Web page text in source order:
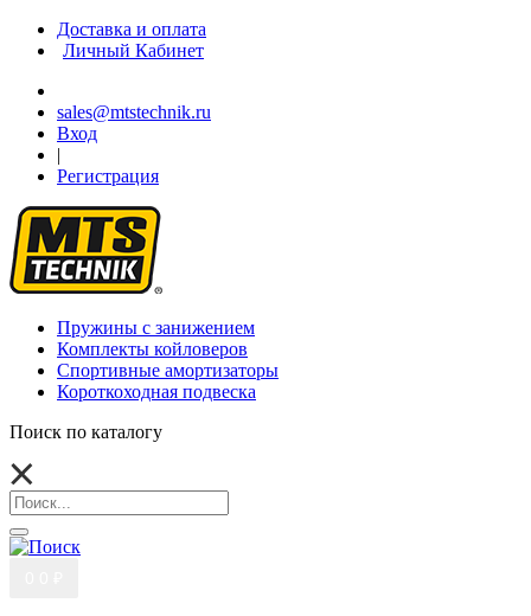
Доставка и оплата
Личный Кабинет
sales@mtstechnik.ru
Вход
|
Регистрация
Пружины с занижением
Комплекты койловеров
Спортивные амортизаторы
Короткоходная подвеска
Поиск по каталогу